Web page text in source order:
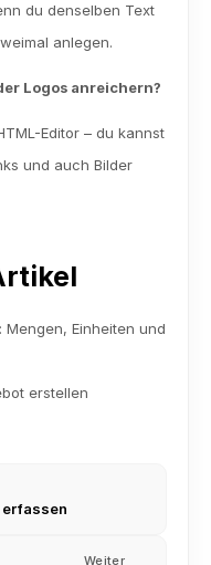
du denselben Text
anlegen.
Logos anreichern?
Editor – du kannst
und auch Bilder
Einheiten und
erstellen
erfassen
Weiter